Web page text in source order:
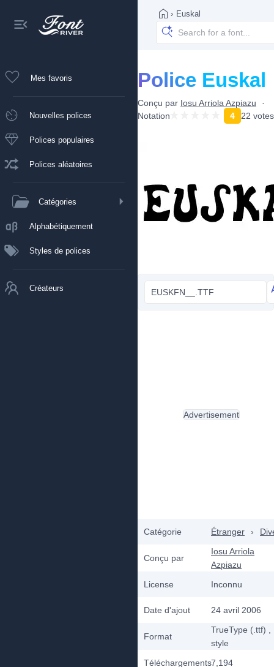
Mes favoris
Nouvelles polices
Polices populaires
Polices aléatoires
Catégories
Alphabétiquement
Styles de polices
Créateurs
› Euskal
Police Euskal
Conçu par Iosu Arriola Azpiazu
Notation
4 22 votes
EUSKFN__.TTF
Catégorie Étranger ›
Conçu par
Iosu Arriola
Azpiazu
License
Inconnu
Date d'ajout 24 avril 2006
Format
TrueType (.ttf)
style
Téléchargements7,194
Advertisement